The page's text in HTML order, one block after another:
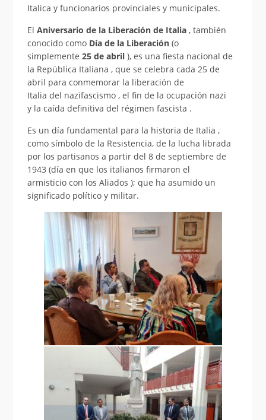
Italica y funcionarios provinciales y municipales.
El Aniversario de la Liberación de Italia, también
conocido como Día de la Liberación(o
simplemente 25 de abril), es una fiesta nacional de
la República Italiana , que se celebra cada 25 de
abril para conmemorar la liberación de
Italia del nazifascismo, el fin de la ocupación nazi
yla caída definitiva del régimen fascista .
Es un día fundamental para la historia de Italia ,
como símbolo de la Resistencia, de la lucha librada
por los partisanos a partir del 8 de septiembre de
1943 (día en que los italianos firmaron el
armisticiocon los Aliados ); que ha asumido un
significado político y militar.